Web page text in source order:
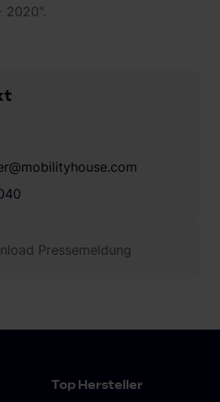
2020".
Pressemeldung
Top Hersteller